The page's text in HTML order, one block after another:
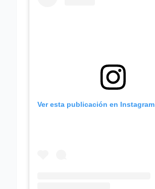
Ver esta publicación en Instagram